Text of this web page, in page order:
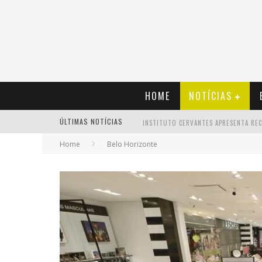
HOME NOTÍCIAS
ÚLTIMAS NOTÍCIAS
Home Belo Horizonte